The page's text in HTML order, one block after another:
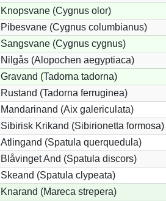
Knopsvane (Cygnus olor)
Pibesvane (Cygnus columbianus)
Sangsvane (Cygnus cygnus)
Nilgås (Alopochen aegyptiaca)
Gravand (Tadorna tadorna)
Rustand (Tadorna ferruginea)
Mandarinand (Aix galericulata)
Sibirisk Krikand (Sibirionetta formosa)
Atlingand (Spatula querquedula)
Blåvinget And (Spatula discors)
Skeand (Spatula clypeata)
Knarand (Mareca strepera)